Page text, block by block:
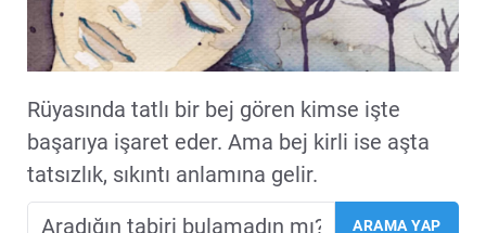
Rüyasında tatlı bir bej gören kimse işte
başarıya işaret eder. Ama bej kirli ise aşta
tatsızlık, sıkıntı anlamına gelir.